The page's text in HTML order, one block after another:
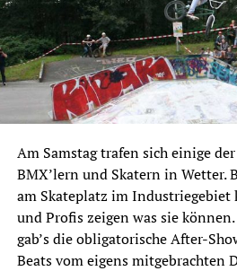
Am Samstag trafen sich einige
BMX’lern und Skatern in Wetter.
am Skateplatz im
und Profis zeigen was sie
gab’s die obligatorische After-
Beats vom eigens mitgebrachten